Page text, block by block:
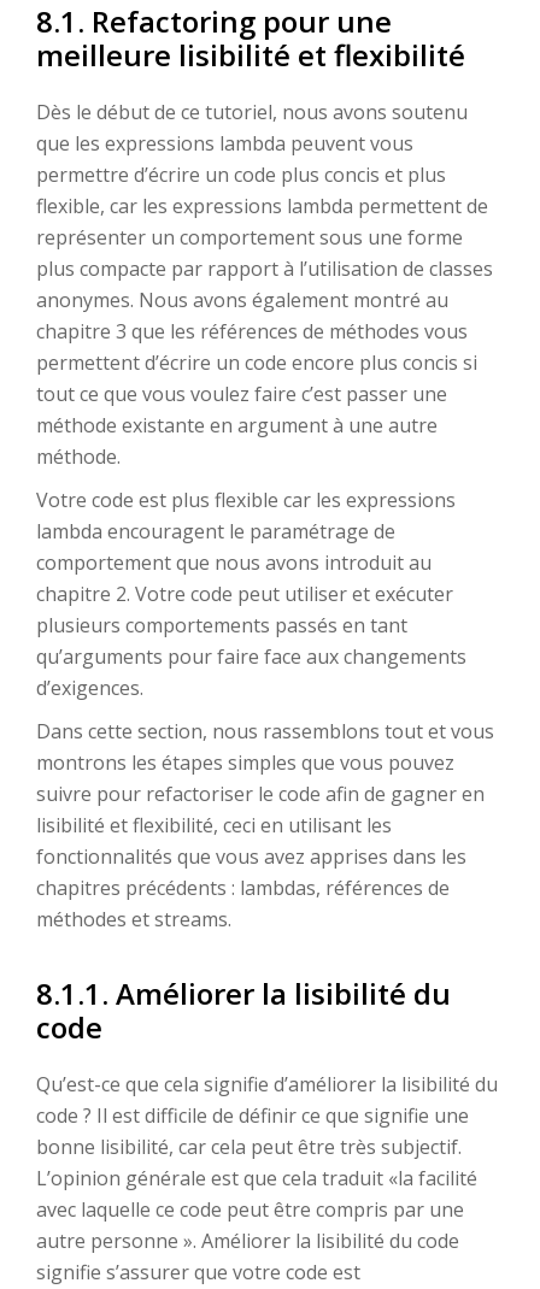
8.1. Refactoring pour une
meilleure lisibilité et flexibilité
Dès le début de ce tutoriel, nous avons soutenu
que les expressions lambda peuvent vous
permettre d’écrire un code plus concis et plus
flexible, car les expressions lambda permettent de
représenter un comportement sous une forme
plus compacte par rapport à l’utilisation de classes
anonymes. Nous avons également montré au
chapitre 3 que les références de méthodes vous
permettent d’écrire un code encore plus concis si
tout ce que vous voulez faire c’est passer une
méthode existante en argument à une autre
méthode.
Votre code est plus flexible car les expressions
lambda encouragent le paramétrage de
comportement que nous avons introduit au
chapitre 2. Votre code peut utiliser et exécuter
plusieurs comportements passés en tant
qu’arguments pour faire face aux changements
d’exigences.
Dans cette section, nous rassemblons tout et vous
montrons les étapes simples que vous pouvez
suivre pour refactoriser le code afin de gagner en
lisibilité et flexibilité, ceci en utilisant les
fonctionnalités que vous avez apprises dans les
chapitres précédents : lambdas, références de
méthodes et streams.
8.1.1. Améliorer la lisibilité du
code
Qu’est-ce que cela signifie d’améliorer la lisibilité du
code ? Il est difficile de définir ce que signifie une
bonne lisibilité, car cela peut être très subjectif.
L’opinion générale est que cela traduit «la facilité
avec laquelle ce code peut être compris par une
autre personne ». Améliorer la lisibilité du code
signifie s’assurer que votre code est